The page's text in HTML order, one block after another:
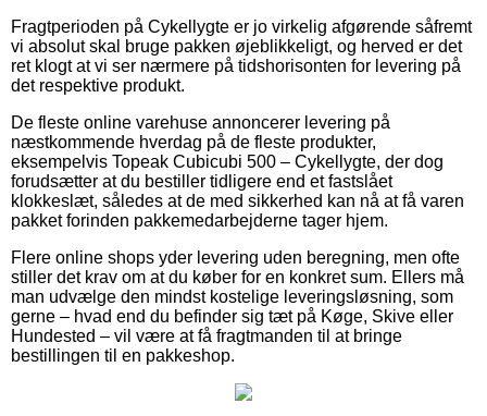
Fragtperioden på Cykellygte er jo virkelig afgørende såfremt
vi absolut skal bruge pakken øjeblikkeligt, og herved er det
ret klogt at vi ser nærmere på tidshorisonten for levering på
det respektive produkt.
De fleste online varehuse annoncerer levering på
næstkommende hverdag på de fleste produkter,
eksempelvis Topeak Cubicubi 500 – Cykellygte, der dog
forudsætter at du bestiller tidligere end et fastslået
klokkeslæt, således at de med sikkerhed kan nå at få varen
pakket forinden pakkemedarbejderne tager hjem.
Flere online shops yder levering uden beregning, men ofte
stiller det krav om at du køber for en konkret sum. Ellers må
man udvælge den mindst kostelige leveringsløsning, som
gerne – hvad end du befinder sig tæt på Køge, Skive eller
Hundested – vil være at få fragtmanden til at bringe
bestillingen til en pakkeshop.